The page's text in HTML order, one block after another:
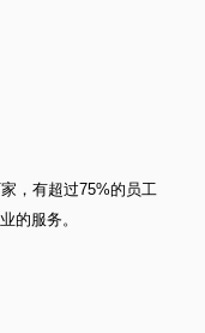
，有超过75%的员工
的服务。